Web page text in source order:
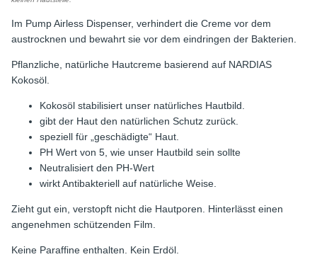
Im Pump Airless Dispenser, verhindert die Creme vor dem
austrocknen und bewahrt sie vor dem eindringen der Bakterien.
Pflanzliche, natürliche Hautcreme basierend auf NARDIAS
Kokosöl.
Kokosöl stabilisiert unser natürliches Hautbild.
gibt der Haut den natürlichen Schutz zurück.
speziell für „geschädigte“ Haut.
PH Wert von 5, wie unser Hautbild sein sollte
Neutralisiert den PH-Wert
wirkt Antibakteriell auf natürliche Weise.
Zieht gut ein, verstopft nicht die Hautporen. Hinterlässt einen
angenehmen schützenden Film.
Keine Paraffine enthalten. Kein Erdöl.